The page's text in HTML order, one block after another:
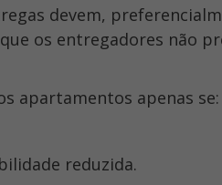
devem,
os entregadores não
apartamentos apenas se:
reduzida.